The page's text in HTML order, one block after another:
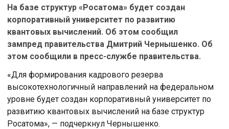
На базе структур «Росатома» будет создан
корпоративный университет по развитию
квантовых вычислений. Об этом сообщил
зампред правительства Дмитрий Чернышенко. Об
этом сообщили в пресс-службе правительства.
«Для формирования кадрового резерва
высокотехнологичный направлений на федеральном
уровне будет создан корпоративный университет по
развитию квантовых вычислений на базе структур
Росатома», — подчеркнул Чернышенко.